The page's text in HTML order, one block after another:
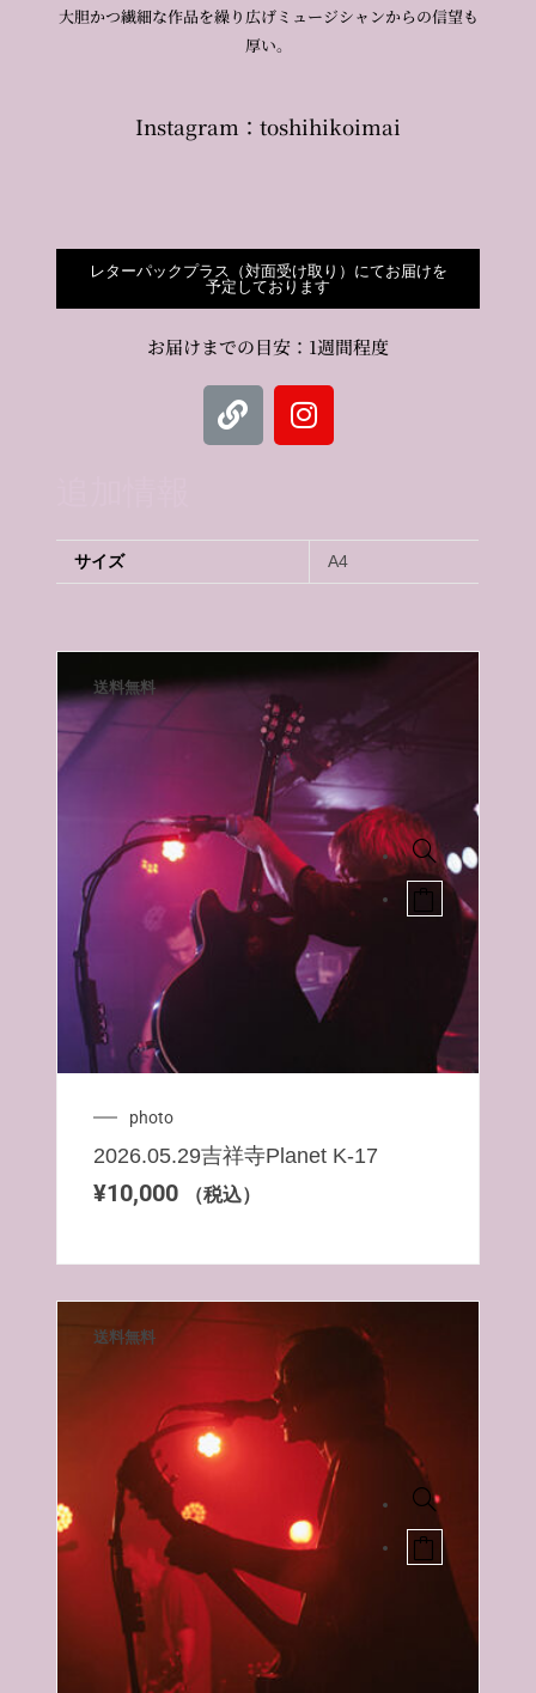
大胆かつ繊細な作品を繰り広げミュージシャンからの信望も
厚い。
Instagram： toshihikoimai
レターパックプラス（対面受け取り）にてお届けを
予定しております
お届けまでの目安：1週間程度
サイズ A4
送料無料
photo
2026.05.29吉祥寺Planet K-17
¥10,000 （税込）
送料無料